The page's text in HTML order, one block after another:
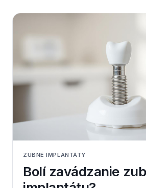
ZUBNÉ IMPLANTÁTY
Bolí zavádzanie